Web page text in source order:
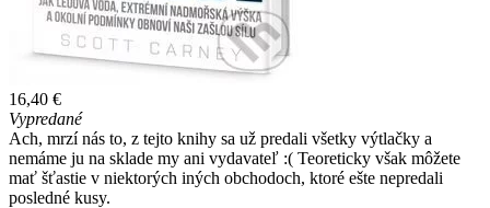
16,40 €
Vypredané
Ach, mrzí nás to, z tejto knihy sa už predali všetky výtlačky a
nemáme ju na sklade my ani vydavateľ :( Teoreticky však môžete
mať šťastie v niektorých iných obchodoch, ktoré ešte nepredali
posledné kusy.